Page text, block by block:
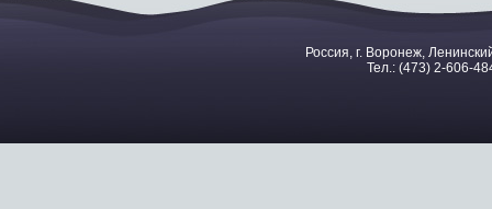
Россия, г. Воронеж,
Тел.: (473) 2-606-